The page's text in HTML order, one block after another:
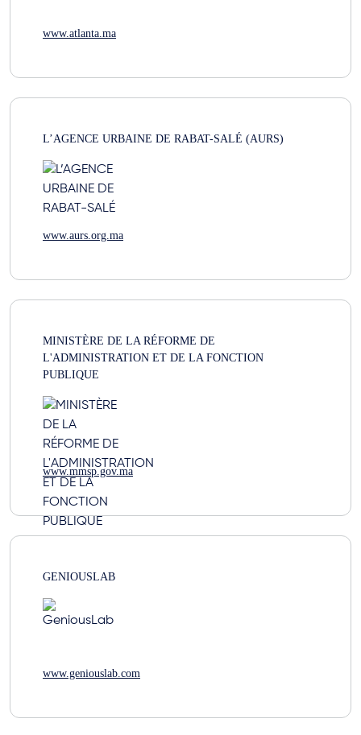
www.atlanta.ma
L’AGENCE URBAINE DE RABAT-SALÉ (AURS)
www.aurs.org.ma
MINISTÈRE DE LA RÉFORME DE
L'ADMINISTRATION ET DE LA FONCTION
PUBLIQUE
www.mmsp.gov.ma
GENIOUSLAB
www.geniouslab.com